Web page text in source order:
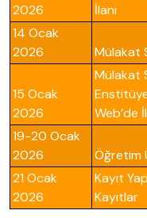
2026
İlanı
14 Ocak
2026
Mülakat
15 Ocak
2026
Mülakat
Web’de
19-20 Ocak
2026
Öğretim
21 Ocak
2026
Kayıt
Kayıtlar